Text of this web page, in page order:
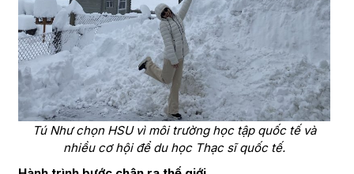
Tú Như chọn HSU vì môi trường học tập quốc tế và
nhiều cơ hội để du học Thạc sĩ quốc tế.